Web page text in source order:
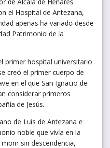
el Hospital de Antezana,
apenas ha variado desde
Patrimonio de la
primer hospital universitario
creó el primer cuerpo de
en el que San Ignacio de
considerar primeros
de Jesús.
de Luis de Antezana e
noble que vivía en la
sin descendencia,